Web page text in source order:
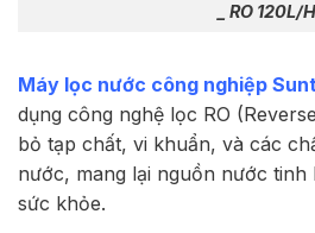
_ RO 120L/H
Máy lọc nước công nghiệp
dụng công nghệ lọc RO
bỏ tạp chất, vi khuẩn, và các
nước, mang lại nguồn nước tinh
sức khỏe.